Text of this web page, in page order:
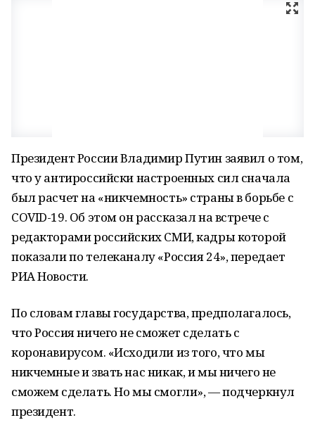
Президент России Владимир Путин заявил о том,
что у антироссийски настроенных сил сначала
был расчет на «никчемность» страны в борьбе с
COVID-19. Об этом он рассказал на встрече с
редакторами российских СМИ, кадры которой
показали по телеканалу «Россия 24», передает
РИА Новости.
По словам главы государства, предполагалось,
что Россия ничего не сможет сделать с
коронавирусом. «Исходили из того, что мы
никчемные и звать нас никак, и мы ничего не
сможем сделать. Но мы смогли», — подчеркнул
президент.